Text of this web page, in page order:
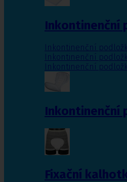
Inkontinenční
Inkontinenční
Inkontinenční
Inkontinenční
Inkontinenční
Fixační